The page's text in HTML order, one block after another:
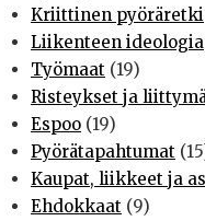
Kriittinen pyöräretki
Liikenteen ideologia
Työmaat (19)
Risteykset ja
Espoo (19)
Pyörätapahtumat
Kaupat, liikkeet ja
Ehdokkaat (9)